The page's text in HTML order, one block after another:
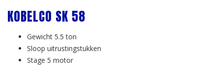
KOBELCO SK 58
Gewicht 5.5 ton
Sloop uitrustingstukken
Stage 5 motor